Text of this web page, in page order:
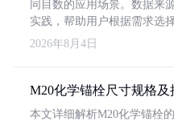
同目数的应用场景。数据来
实践，帮助用户根据需求选
2026年8月4日
M20化学锚栓尺寸规格
本文详细解析M20化学锚栓